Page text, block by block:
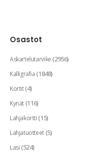
Osastot
Askartelutarvike(2956)
Kalligrafia(1848)
Kortit(4)
Kynät(116)
Lahjakortti(15)
Lahjatuotteet(5)
Lasi(524)